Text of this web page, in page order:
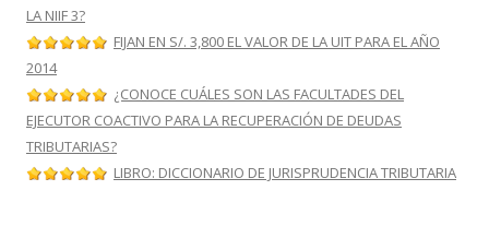
LA NIIF 3?
FIJAN EN S/. 3,800 EL VALOR DE LA UIT PARA EL AÑO
2014
¿CONOCE CUÁLES SON LAS FACULTADES DEL
EJECUTOR COACTIVO PARA LA RECUPERACIÓN DE DEUDAS
TRIBUTARIAS?
LIBRO: DICCIONARIO DE JURISPRUDENCIA TRIBUTARIA